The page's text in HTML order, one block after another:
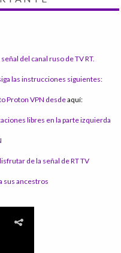
del canal ruso de TV RT.
las instrucciones siguientes:
Proton VPN desdeaquí:
libres en la parte izquierda
de la señal de RT TV
sus ancestros